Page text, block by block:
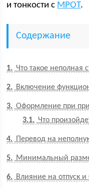
и тонкости с МРОТ.
Содержание
1 Что такое неполная
2 Включение
3
Оформление при
3.1
Что
4 Перевод на
5 Минимальный
6 Влияние на отпуск